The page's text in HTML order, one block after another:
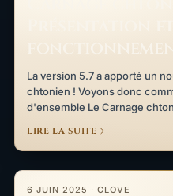
La version 5.7 a apporté un
chtonien ! Voyons donc
d'ensemble Le Carnage
LIRE LA SUITE
6 JUIN 2025 · CLOVE
Tout ce qu’il faut savoir sur la